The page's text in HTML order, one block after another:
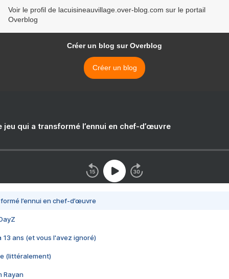
Voir le profil de lacuisineauvillage.over-blog.com sur le portail
Overblog
Créer un blog sur Overblog
Créer un blog
jeu qui a transformé l’ennui en chef-d’œuvre
l’ennui en chef-d’œuvre
13 ans (et vous l'avez ignoré)
(littéralement)
Rayan